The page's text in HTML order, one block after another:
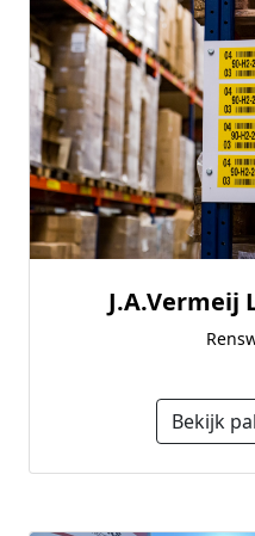
J.A.Vermeij
Bekijk